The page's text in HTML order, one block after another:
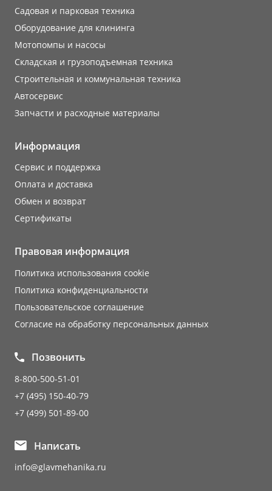
Садовая и парковая техника
Оборудование для клининга
Мотопомпы и насосы
Складская и грузоподъемная техника
Строительная и коммунальная техника
Автосервис
Запчасти и расходные материалы
Информация
Сервис и поддержка
Оплата и доставка
Обмен и возврат
Сертификаты
Правовая информация
Политика использования cookie
Политика конфиденциальности
Пользовательское соглашение
Согласие на обработку персональных данных
Позвонить
8-800-500-51-01
+7 (495) 150-40-79
+7 (499) 501-89-00
Написать
info@glavmehanika.ru